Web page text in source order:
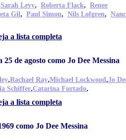
Sarah Levy, Roberta Flack, Renee
Gil, Paul Simon, Nils Lofgren,
a lista completa
de agosto como Jo Dee Messina
,Rachael Ray,Michael Lockwood,Jo
Schiffer,Catarina Furtado,
a lista completa
como Jo Dee Messina